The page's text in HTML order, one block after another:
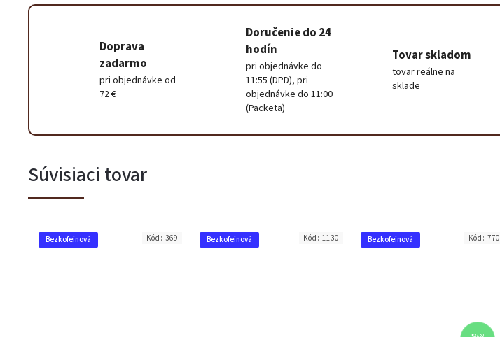
Doprava
zadarmo
pri objednávke od
72 €
Doručenie do 24
hodín
pri objednávke do
11:55 (DPD), pri
objednávke do 11:00
(Packeta)
Tovar skladom
tovar reálne na
sklade
Súvisiaci tovar
Bezkofeínová Kód: 369 Bezkofeínová Kód: 1130 Bezkofeínová
€27,50
Kód: 770